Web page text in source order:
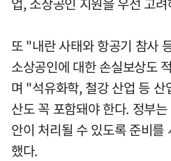
또 "내란 사태와 항공기 참사
소상공인에 대한 손실보상도
며 "석유화학, 철강 산업 등 산
산도 꼭 포함돼야 한다. 정부
안이 처리될 수 있도록 준비
했다.